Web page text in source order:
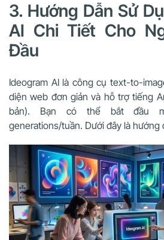
3. Hướng Dẫn Sử
AI Chi Tiết Cho
Đầu
Ideogram AI là công cụ text-to-
diện web đơn giản và hỗ trợ tiếng
bản). Bạn có thể bắt đầu
generations/tuần. Dưới đây là hướng